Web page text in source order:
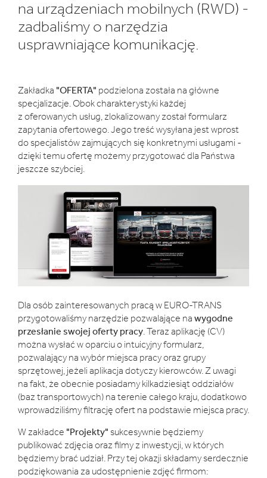
na urządzeniach mobilnych (RWD) -
zadbaliśmy o narzędzia
usprawniające komunikację.
Zakładka "OFERTA" podzielona została na główne
specjalizacje. Obok charakterystyki każdej
z oferowanych usług, zlokalizowany został formularz
zapytania ofertowego. Jego treść wysyłana jest wprost
do specjalistów zajmujących się konkretnymi usługami -
dzięki temu ofertę możemy przygotować dla Państwa
jeszcze szybciej.
Dla osób zainteresowanych pracą w EURO-TRANS
przygotowaliśmy narzędzie pozwalające na wygodne
przesłanie swojej oferty pracy. Teraz aplikację (CV)
można wysłać w oparciu o intuicyjny formularz,
pozwalający na wybór miejsca pracy oraz grupy
sprzętowej, jeżeli aplikacja dotyczy kierowców. Z uwagi
na fakt, że obecnie posiadamy kilkadziesiąt oddziałów
(baz transportowych) na terenie całego kraju, dodatkowo
wprowadziliśmy filtrację ofert na podstawie miejsca pracy.
W zakładce "Projekty" sukcesywnie będziemy
publikować zdjęcia oraz filmy z inwestycji, w których
będziemy brać udział. Przy tej okazji składamy serdecznie
podziękowania za udostępnienie zdjęć firmom: